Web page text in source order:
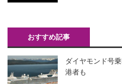
おすすめ記事
ダイヤモンド号
港者も